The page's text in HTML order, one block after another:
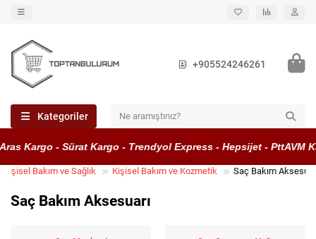
+905524246261
Kategoriler
- Sürat Kargo - Trendyol Express - Hepsijet - PttAVM
Kişisel Bakım ve Sağlık Kişisel Bakım ve Kozmetik Saç Bakım
Saç Bakım Aksesuarı